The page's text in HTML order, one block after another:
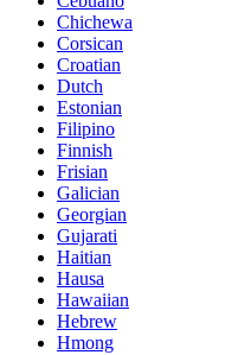
Chichewa
Corsican
Croatian
Dutch
Estonian
Filipino
Finnish
Frisian
Galician
Georgian
Gujarati
Haitian
Hausa
Hawaiian
Hebrew
Hmong